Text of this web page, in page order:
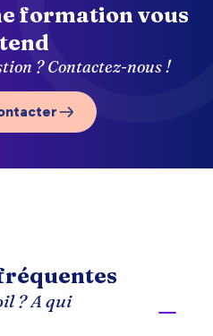
formation vous
? Contactez-nous !
? A qui